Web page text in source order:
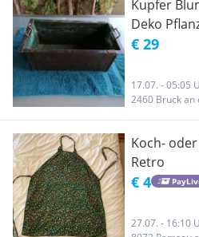
Kupfer
Deko
Zubehör
€ 29
17.07. - 05:05
2460 Bruck an
Koch-
Retro
€ 4
27.07. - 16:10